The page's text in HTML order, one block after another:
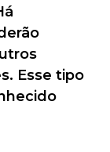
Esse tipo